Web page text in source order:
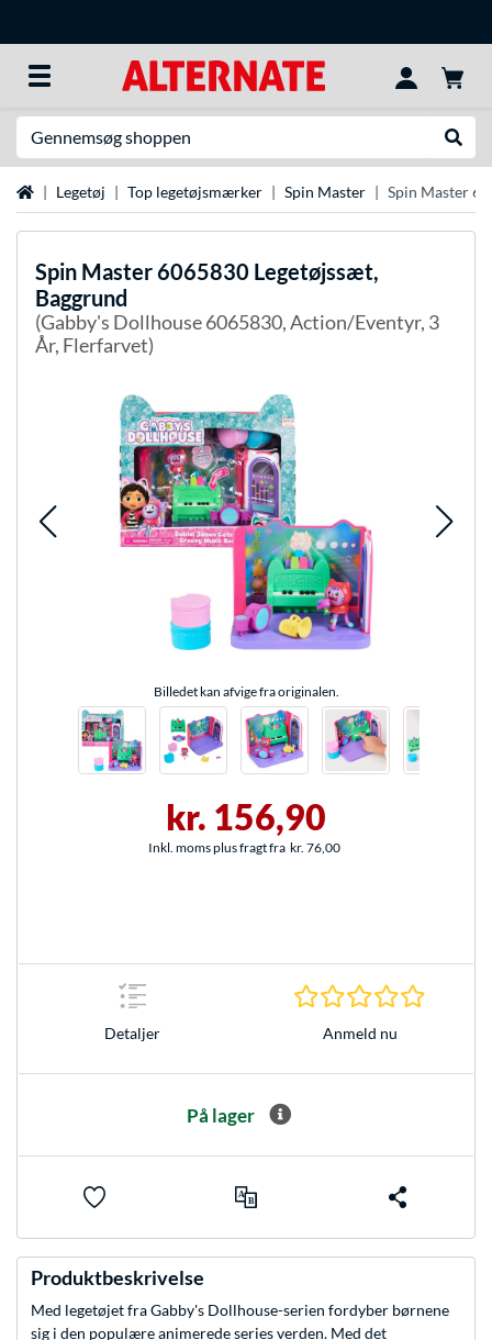
StartsideLegetøj Top legetøjsmærker Spin Master Spin Master
Spin Master6065830 Legetøjssæt,
Baggrund
(Gabby's Dollhouse 6065830, Action/Eventyr, 3
År, Flerfarvet)
Billedet kan afvige fra originalen.
kr. 156,90
Inkl. moms plus fragt fra kr. 76,00
Detaljer Anmeld nu
På lager
Produktbeskrivelse
Med legetøjet fra Gabby's Dollhouse-serien fordyber børnene
sig i den populære animerede series verden. Med det